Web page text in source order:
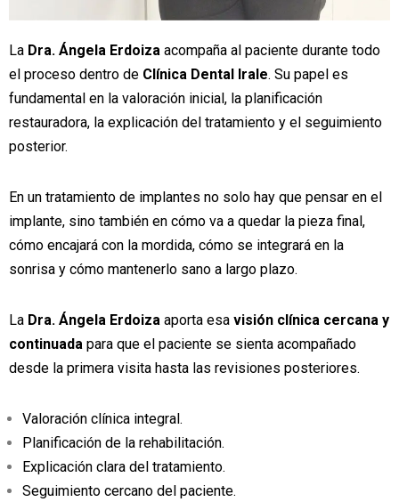
La Dra. Ángela Erdoiza acompaña al paciente durante todo
el proceso dentro de Clínica Dental Irale. Su papel es
fundamental en la valoración inicial, la planificación
restauradora, la explicación del tratamiento y el seguimiento
posterior.
En un tratamiento de implantes no solo hay que pensar en el
implante, sino también en cómo va a quedar la pieza final,
cómo encajará con la mordida, cómo se integrará en la
sonrisa y cómo mantenerlo sano a largo plazo.
La Dra. Ángela Erdoiza aporta esa visión clínica cercana y
continuada para que el paciente se sienta acompañado
desde la primera visita hasta las revisiones posteriores.
Valoración clínica integral.
Planificación de la rehabilitación.
Explicación clara del tratamiento.
Seguimiento cercano del paciente.